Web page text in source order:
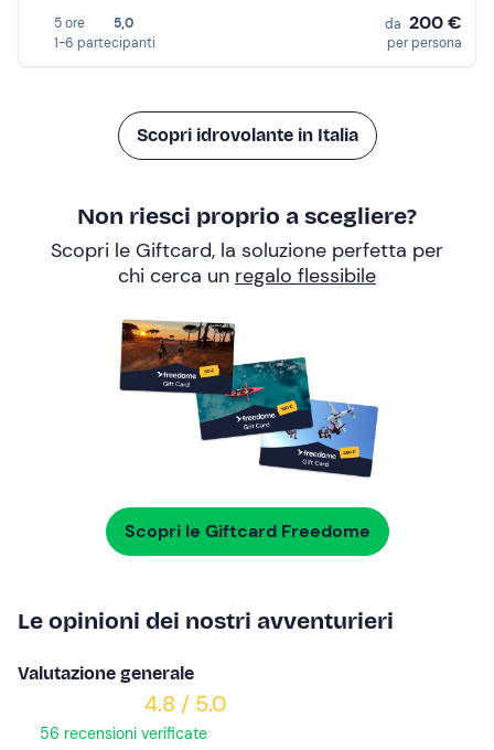
5 ore
5,0
1-6 partecipanti
da 200 €
per persona
Scopri idrovolante in Italia
Non riesci proprio a scegliere?
Scopri le Giftcard, la soluzione perfetta per
chi cerca un regalo flessibile
Scopri le Giftcard Freedome
Le opinioni dei nostri avventurieri
Valutazione generale
4.8 / 5.0
56 recensioni verificate